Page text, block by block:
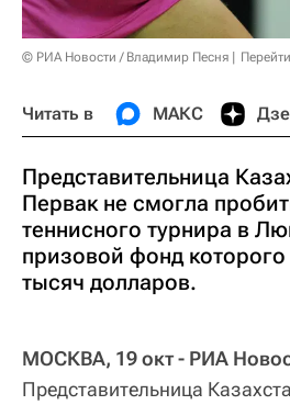
© РИА Новости / Владимир Песня
Читать в МАКС
Представительница
Первак не смогла
теннисного турнира в
призовой фонд которого
тысяч долларов.
МОСКВА, 19 окт - РИА
Представительница